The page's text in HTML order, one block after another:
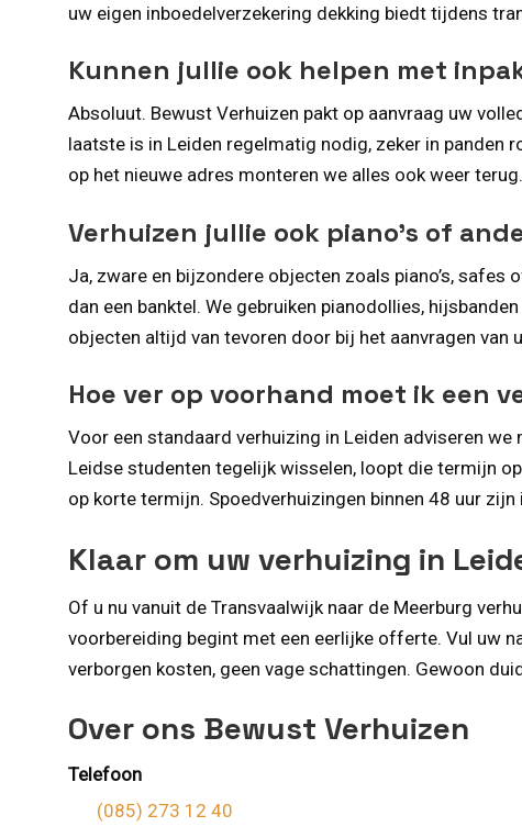
uw eigen inboedelverzekering dekking biedt tijdens
Kunnen jullie ook helpen met
Absoluut. Bewust Verhuizen pakt op aanvraag uw
laatste is in Leiden regelmatig nodig, zeker in panden
op het nieuwe adres monteren we alles ook weer terug.
Verhuizen jullie ook piano’s of
Ja, zware en bijzondere objecten zoals piano’s, safes
dan een banktel. We gebruiken pianodollies,
objecten altijd van tevoren door bij het aanvragen
Hoe ver op voorhand moet ik een
Voor een standaard verhuizing in Leiden adviseren
Leidse studenten tegelijk wisselen, loopt die termijn
op korte termijn. Spoedverhuizingen binnen 48 uur zijn
Klaar om uw verhuizing in
Of u nu vanuit de Transvaalwijk naar de Meerburg
voorbereiding begint met een eerlijke offerte. Vul uw
verborgen kosten, geen vage schattingen. Gewoon
Over ons Bewust Verhuizen
Telefoon
(085) 273 12 40